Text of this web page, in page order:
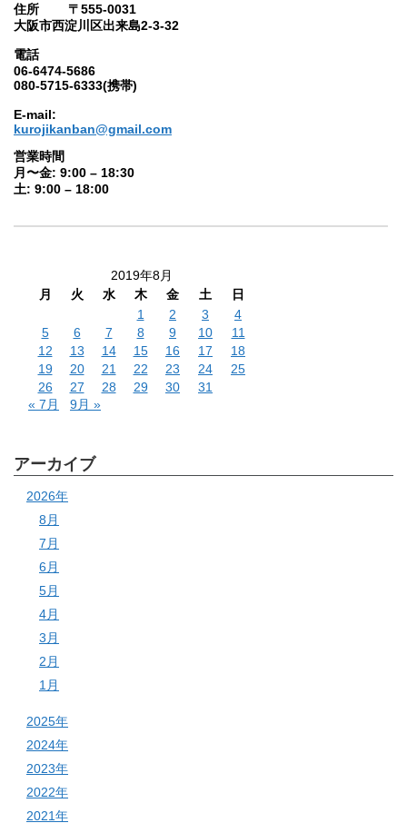
住所 〒555-0031
大阪市西淀川区出来島2-3-32
電話
06-6474-5686
080-5715-6333(携帯)
E-mail:
kurojikanban@gmail.com
営業時間
月〜金: 9:00 – 18:30
土: 9:00 – 18:00
2019年8月
月
火 水 木 金 土
日
1
2 3
4
5
6 7 8 9 10
11
12
13 14 15 16 17
18
19
20 21 22 23 24
25
26
27 28 29 30
31
« 7月
9月 »
アーカイブ
2026年
8月
7月
6月
5月
4月
3月
2月
1月
2025年
2024年
2023年
2022年
2021年